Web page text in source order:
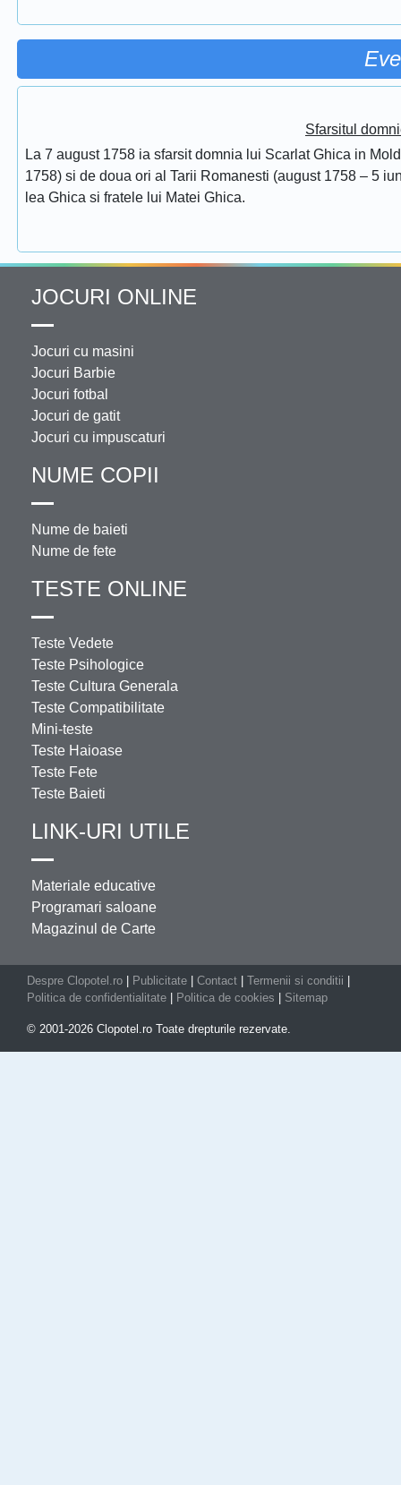
Sfarsitul
La 7 august 1758 ia sfarsit domnia lui Scarlat Ghica in
1758) si de doua ori al Tarii Romanesti (august 1758 – 5
lea Ghica si fratele lui Matei Ghica.
JOCURI ONLINE
Jocuri cu masini
Jocuri Barbie
Jocuri fotbal
Jocuri de gatit
Jocuri cu impuscaturi
NUME COPII
Nume de baieti
Nume de fete
TESTE ONLINE
Teste Vedete
Teste Psihologice
Teste Cultura Generala
Teste Compatibilitate
Mini-teste
Teste Haioase
Teste Fete
Teste Baieti
LINK-URI UTILE
Materiale educative
Programari saloane
Magazinul de Carte
Despre Clopotel.ro Publicitate Contact Termenii si conditii
Politica de confidentialitate
Politica de cookies Sitemap
© 2001-2026 Clopotel.ro Toate drepturile rezervate.